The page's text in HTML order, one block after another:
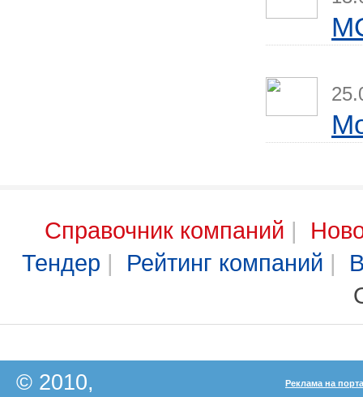
Справочник компаний |
Тендер | Рейтинг компаний |
© 2010,
Реклама на